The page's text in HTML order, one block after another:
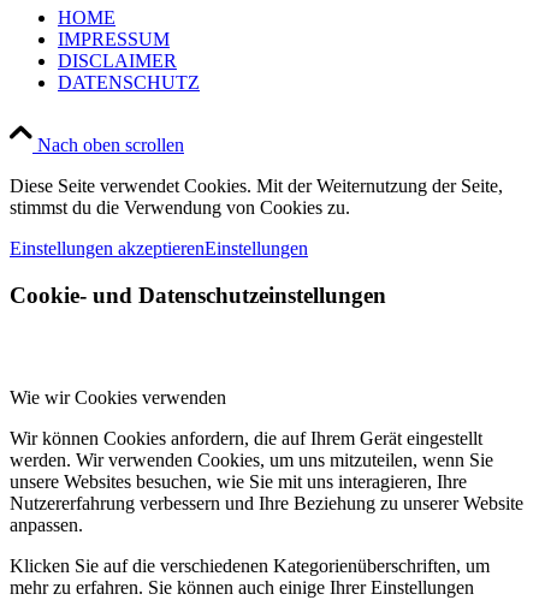
HOME
IMPRESSUM
DISCLAIMER
DATENSCHUTZ
Nach oben scrollen
Diese Seite verwendet Cookies. Mit der Weiternutzung der Seite,
stimmst du die Verwendung von Cookies zu.
Einstellungen akzeptierenEinstellungen
Cookie- und Datenschutzeinstellungen
Wie wir Cookies verwenden
Wir können Cookies anfordern, die auf Ihrem Gerät eingestellt
werden. Wir verwenden Cookies, um uns mitzuteilen, wenn Sie
unsere Websites besuchen, wie Sie mit uns interagieren, Ihre
Nutzererfahrung verbessern und Ihre Beziehung zu unserer Website
anpassen.
Klicken Sie auf die verschiedenen Kategorienüberschriften, um
mehr zu erfahren. Sie können auch einige Ihrer Einstellungen